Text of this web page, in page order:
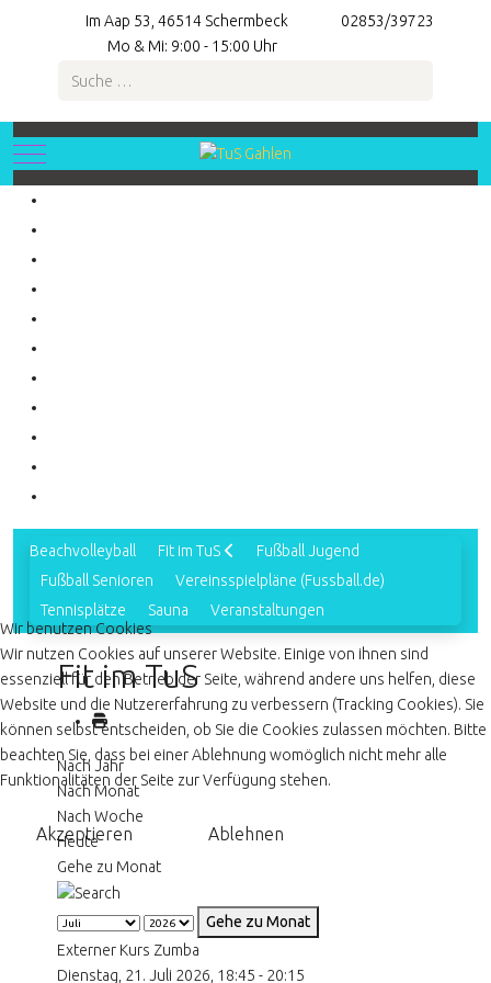
Im Aap 53, 46514 Schermbeck
02853/39723
Mo & Mi: 9:00 - 15:00 Uhr
Suchen
Mobile Menu Toggle
Beachvolleyball Fit im TuS
Fußball Jugend
Fußball Senioren
Vereinsspielpläne (Fussball.de)
Tennisplätze
Sauna Veranstaltungen
Fit im TuS
Nach Jahr
Nach Monat
Nach Woche
Heute
Gehe zu Monat
Gehe zu Monat
Externer Kurs Zumba
Dienstag, 21. Juli 2026, 18:45 - 20:15
Wir benutzen Cookies
Wir nutzen Cookies auf unserer Website. Einige von ihnen sind
essenziell für den Betrieb der Seite, während andere uns helfen, diese
Website und die Nutzererfahrung zu verbessern (Tracking Cookies). Sie
können selbst entscheiden, ob Sie die Cookies zulassen möchten. Bitte
beachten Sie, dass bei einer Ablehnung womöglich nicht mehr alle
Funktionalitäten der Seite zur Verfügung stehen.
Akzeptieren Ablehnen